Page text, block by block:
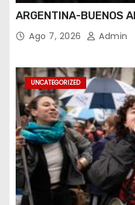
ARGENTINA-BUENOS
Ago 7, 2026 Admin
UNCATEGORIZED